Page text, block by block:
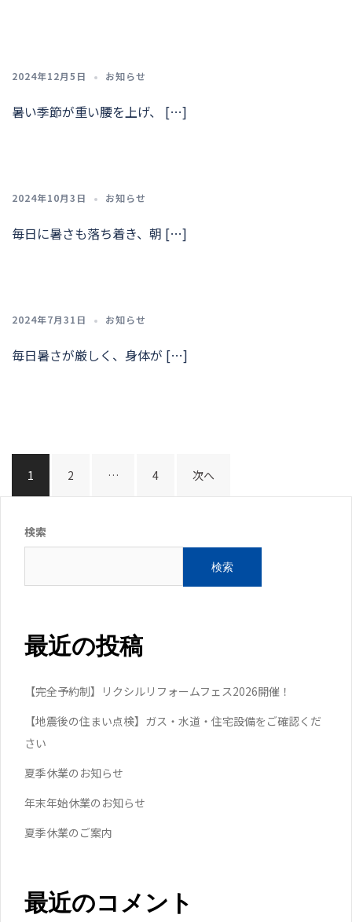
2024年12月5日 お知らせ
暑い季節が重い腰を上げ、 […]
2024年10月3日 お知らせ
毎日に暑さも落ち着き、朝 […]
2024年7月31日 お知らせ
毎日暑さが厳しく、身体が […]
1 2 … 4 次へ
検索
検索
最近の投稿
【完全予約制】リクシルリフォームフェス2026開催！
【地震後の住まい点検】ガス・水道・住宅設備をご確認くだ
さい
夏季休業のお知らせ
年末年始休業のお知らせ
夏季休業のご案内
最近のコメント